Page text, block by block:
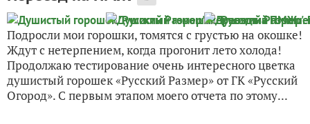
Подросли мои горошки, томятся с грустью на окошке!
Ждут с нетерпением, когда прогонит лето холода!
Продолжаю тестирование очень интересного цветка
душистый горошек «Русский Размер» от ГК «Русский
Огород». С первым этапом моего отчета по этому...